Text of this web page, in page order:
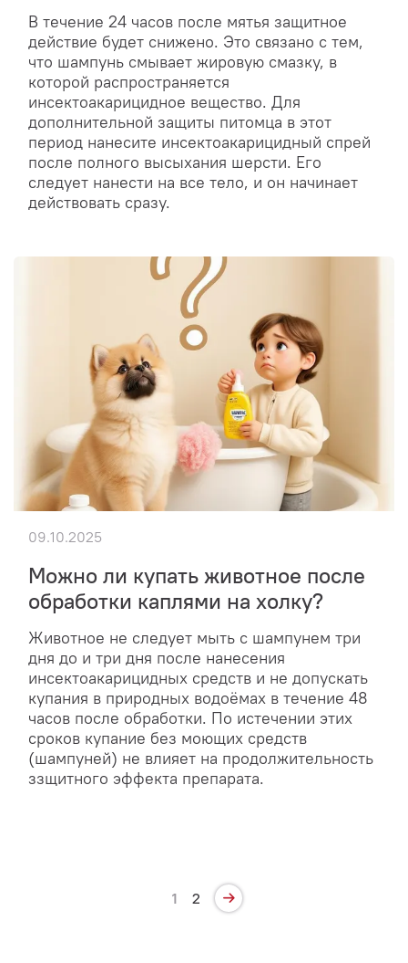
В течение 24 часов после мятья защитное
действие будет снижено. Это связано с тем,
что шампунь смывает жировую смазку, в
которой распространяется
инсектоакарицидное вещество. Для
дополнительной защиты питомца в этот
период нанесите инсектоакарицидный спрей
после полного высыхания шерсти. Его
следует нанести на все тело, и он начинает
действовать сразу.
Можно ли купать животное после
обработки каплями на холку?
Животное не следует мыть с шампунем три
дня до и три дня после нанесения
инсектоакарицидных средств и не допускать
купания в природных водоёмах в течение 48
часов после обработки. По истечении этих
сроков купание без моющих средств
(шампуней) не влияет на продолжительность
ззщитного эффекта препарата.
09.10.2025
1 2